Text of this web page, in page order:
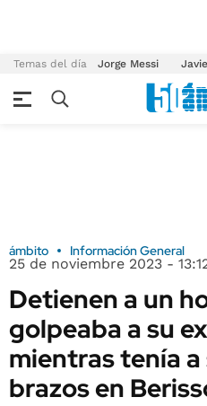
Temas del día Jorge Messi
ámbito Información General
25 de noviembre 2023 -
Detienen a un
golpeaba a su
mientras tenía a
brazos en